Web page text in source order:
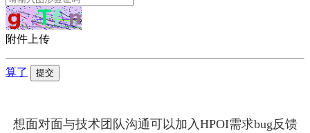
附件上传
算了 提交
想面对面与技术团队沟通可以加入HPOI需求bug反馈